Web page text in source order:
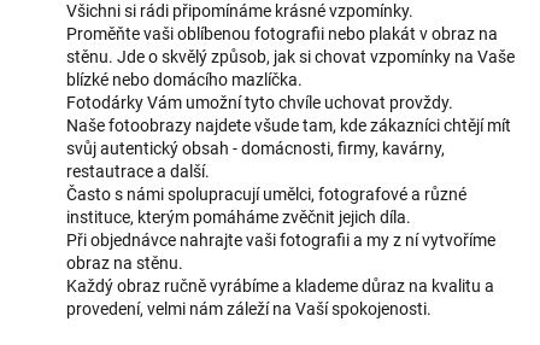
Všichni si rádi připomínáme krásné vzpomínky.
Proměňte vaši oblíbenou fotografii nebo plakát v obraz na
stěnu. Jde o skvělý způsob, jak si chovat vzpomínky na Vaše
blízké nebo domácího mazlíčka.
Fotodárky Vám umožní tyto chvíle uchovat provždy.
Naše fotoobrazy najdete všude tam, kde zákazníci chtějí mít
svůj autentický obsah - domácnosti, firmy, kavárny,
restautrace a další.
Často s námi spolupracují umělci, fotografové a různé
instituce, kterým pomáháme zvěčnit jejich díla.
Při objednávce nahrajte vaši fotografii a my z ní vytvoříme
obraz na stěnu.
Každý obraz ručně vyrábíme a klademe důraz na kvalitu a
provedení, velmi nám záleží na Vaší spokojenosti.